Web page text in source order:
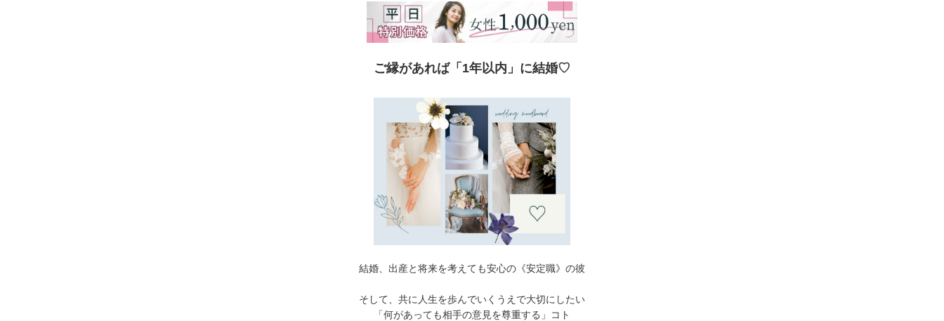
ご縁があれば「1年以内」に結婚♡
結婚、出産と将来を考えても安心の《安定職》の彼
そして、共に人生を歩んでいくうえで大切にしたい
「何があっても相手の意見を尊重する」コト